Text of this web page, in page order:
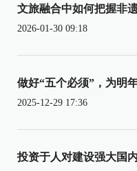
文旅融合中如何把握非
2026-01-30 09:18
做好“五个必须”，为明
2025-12-29 17:36
投资于人对建设强大国